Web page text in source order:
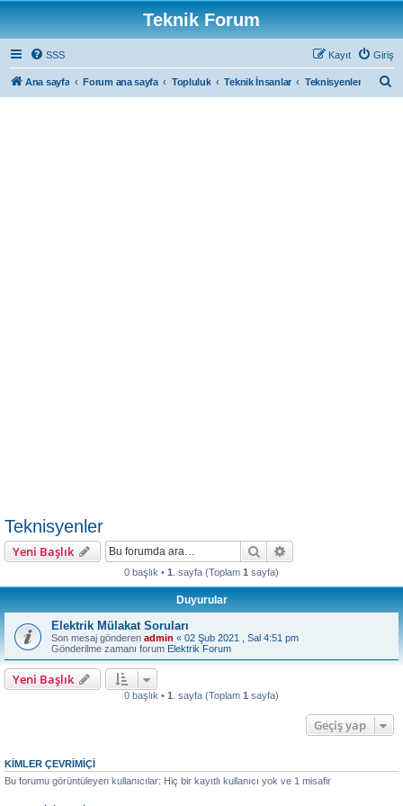
Teknik Forum
SSS Giriş
Kayıt
Ana sayfa Forum ana sayfa Topluluk Teknik İnsanlar Teknisyenler
Teknisyenler
Yeni Başlık Ara
0 başlık • 1 . sayfa (Toplam 1 sayfa)
Duyurular
Elektrik Mülakat Soruları
Son mesaj gönderen admin « 02 Şub 2021 , Sal 4:51 pm
Gönderilme zamanı forum Elektrik Forum
Yeni Başlık
0 başlık • 1 . sayfa (Toplam 1 sayfa)
Geçiş yap
KIMLER ÇEVRIMIÇI
Bu forumu görüntüleyen kullanıcılar: Hiç bir kayıtlı kullanıcı yok ve 1 misafir